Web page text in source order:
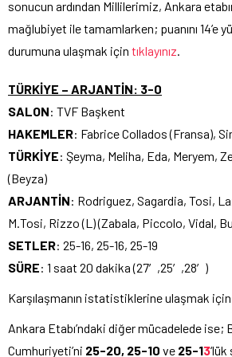
sonucun ardından Millilerimiz, Ankara
mağlubiyet ile tamamlarken; puanını 14’e
durumuna ulaşmak için tıklayınız
TÜRKİYE – ARJANTİN: 3-0
SALON: TVF Başkent
HAKEMLER: Fabrice Collados (Fransa),
TÜRKİYE: Şeyma, Meliha, Eda, Meryem,
(Beyza)
ARJANTİN: Rodriguez, Sagardia, Tosi,
M.Tosi, Rizzo (L) (Zabala, Piccolo, Vidal,
SETLER: 25-16, 25-16, 25-19
SÜRE: 1 saat 20 dakika (27′,25′,28′)
Karşılaşmanın istatistiklerine ulaşmak için
Ankara Etabı’ndaki diğer mücadelede ise;
Cumhuriyeti’ni 25-20, 25-10 ve 25-13